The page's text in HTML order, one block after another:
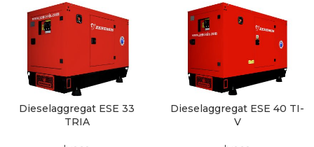
Dieselaggregat ESE 33
TRIA
Dieselaggregat ESE 40 TI-
V